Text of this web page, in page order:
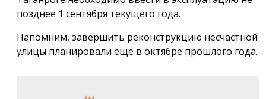
позднее 1 сентября текущего года.
Напомним, завершить реконструкцию несчастной
улицы планировали ещё в октябре прошлого года.